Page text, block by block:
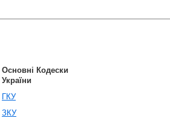
Основні Кодески
України
ГКУ
ЗКУ